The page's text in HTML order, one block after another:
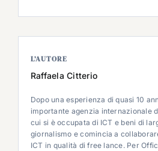
L’AUTORE
Raffaela Citterio
Dopo una esperienza di quasi 10
importante agenzia internazionale
cui si è occupata di ICT e beni di
giornalismo e comincia a
ICT in qualità di free lance. Per